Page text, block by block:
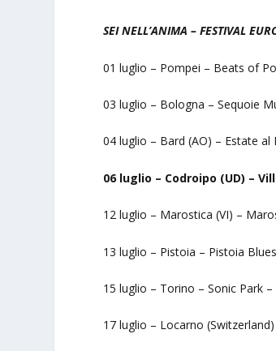
SEI NELL’ANIMA – FESTIVAL
01 luglio – Pompei – Beats of
03 luglio – Bologna – Sequoie
04 luglio – Bard (AO) – Estate al
06 luglio – Codroipo (UD) –
12 luglio – Marostica (VI) –
13 luglio – Pistoia – Pistoia
15 luglio – Torino – Sonic Park
17 luglio – Locarno